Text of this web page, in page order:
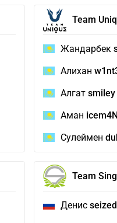
Team
Жандарбек
Алихан
Алгат smiley
Аман
Сулеймен
Team
Денис seized